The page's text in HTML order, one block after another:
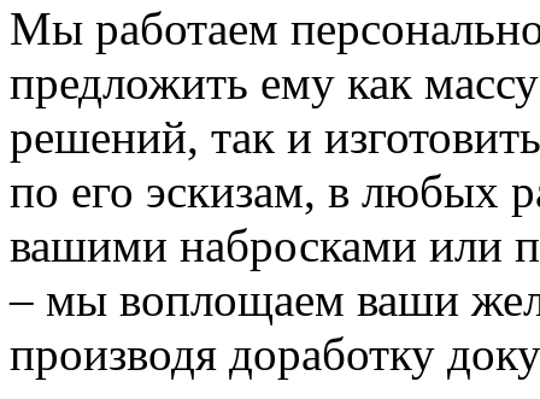
Мы работаем
предложить ему как
решений, так и
по его эскизам, в любых
вашими набросками или
– мы воплощаем ваши
производя доработку